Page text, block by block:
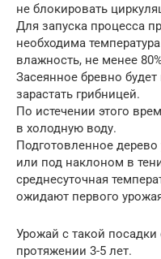
не блокировать
Для запуска процесса
необходима
влажность, не менее
Засеянное бревно
зарастать грибницей.
По истечении этого
в холодную воду.
Подготовленное
или под наклоном в
среднесуточная
ожидают первого
Урожай с такой
протяжении 3-5 лет.